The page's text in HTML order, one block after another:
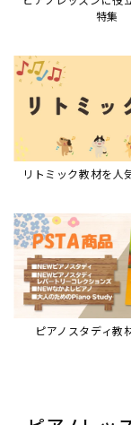
特集
リトミック教材を人
ピアノスタディ教